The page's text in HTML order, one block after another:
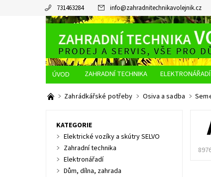
731463284 info@zahradnitechnikavolejnik.cz
ZAHRADNÍ TECHNIKA ELEKTRONÁŘADÍ
O NÁS
JAK NAKUPOVAT DOPRAVA A PLATBA
Zahrádkářské potřeby Osiva a sadba
KATEGORIE
Elektrické vozíky a skútry SELVO
Zahradní technika
Elektronářadí
Dům, dílna, zahrada